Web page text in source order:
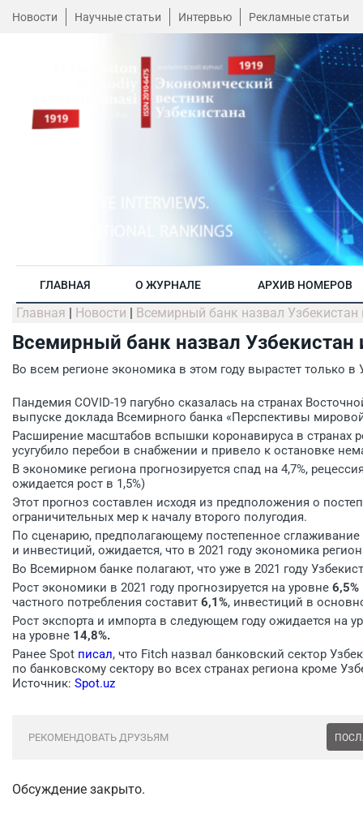
Новости Научные статьи Интервью Рекламные статьи
ГЛАВНАЯ О ЖУРНАЛЕ АРХИВ НОМЕРОВ
Главная | Новости | Всемирный банк назвал
Всемирный банк назвал
Во всем регионе экономика в этом году вырастет только в
Пандемия COVID-19 пагубно сказалась на странах
выпуске доклада Всемирного банка «Перспективы
Расширение масштабов вспышки коронавируса в странах
усугубило перебои в снабжении и привело к остановке
В экономике региона прогнозируется спад на 4,7%,
ожидается рост в 1,5%)
Этот прогноз составлен исходя из предположения о
ограничительных мер к началу второго полугодия.
По сценарию, предполагающему постепенное
и инвестиций, ожидается, что в 2021 году экономика
Во Всемирном банке полагают, что уже в 2021 году
Рост экономики в 2021 году прогнозируется на уровне 6,5%
частного потребления составит 6,1%, инвестиций в
Рост экспорта и импорта в следующем году ожидается на
на уровне 14,8%.
Ранее Spot писал, что Fitch назвал банковский сектор
по банковскому сектору во всех странах региона кроме
Источник: Spot.uz
РЕКОМЕНДОВАТЬ ДРУЗЬЯМ
Обсуждение закрыто.